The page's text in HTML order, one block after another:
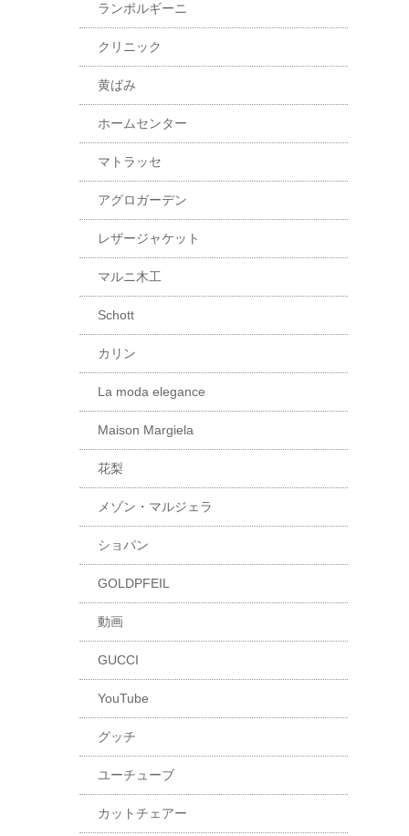
ランボルギーニ
クリニック
黄ばみ
ホームセンター
マトラッセ
アグロガーデン
レザージャケット
マルニ木工
Schott
カリン
La moda elegance
Maison Margiela
花梨
メゾン・マルジェラ
ショパン
GOLDPFEIL
動画
GUCCI
YouTube
グッチ
ユーチューブ
カットチェアー